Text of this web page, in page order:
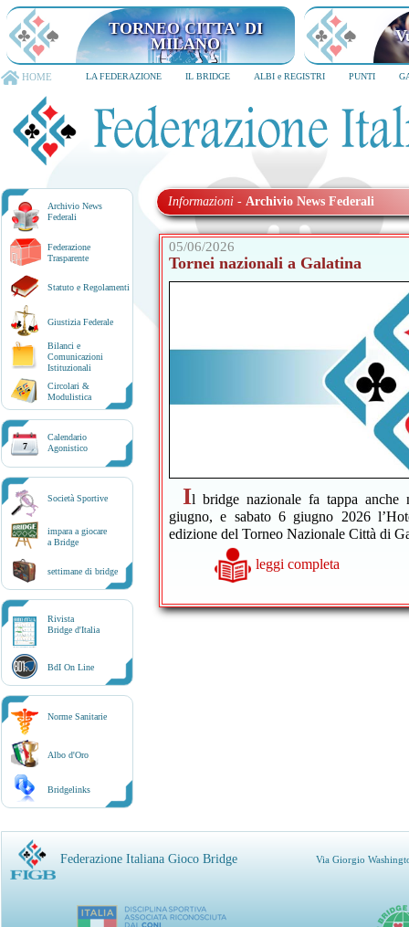
TORNEO CITTA' DI
MILANO
HOME LA FEDERAZIONE IL BRIDGE ALBI e REGISTRI PUNTI
Archivio News
Federali
Federazione
Trasparente
Statuto e Regolamenti
Giustizia Federale
Bilanci e
Comunicazioni
Istituzionali
Circolari &
Modulistica
7
Calendario
Agonistico
Società Sportive
impara a giocare
a Bridge
settimane di bridge
Rivista
Bridge d'Italia
BdI On Line
Norme Sanitarie
Albo d'Oro
Bridgelinks
Informazioni - Archivio News Federali
05/06/2026
Tornei nazionali a Galatina
Il bridge nazionale fa tappa
giugno, e sabato 6 giugno 2026
edizione del Torneo Nazionale Città di
leggi completa
Federazione Italiana Gioco Bridge Via Giorgio